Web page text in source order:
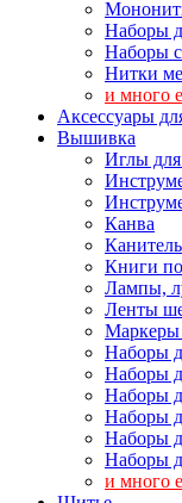
Наборы
Наборы
Нитки
и много
Аксессуары
Вышивка
Иглы
Канва
Канитель
Книги
Лампы,
Ленты
Маркеры
Наборы
Наборы
Наборы
Наборы
Наборы
Наборы
и много